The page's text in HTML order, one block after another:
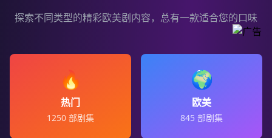
探索不同类型的精彩欧美剧内容，总有一款适合您的口味
🔥
热门
1250 部剧集
🌍
欧美
845 部剧集